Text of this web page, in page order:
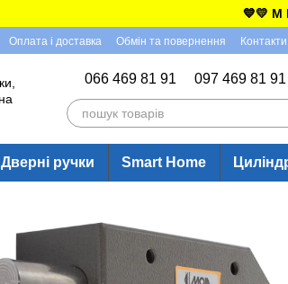
💙💛
Оплата і доставка Обмін та повернення Контакти
066 469 81 91 097 469 81 91
Дверні ручки Smart Home